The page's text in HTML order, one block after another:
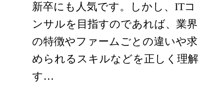
新卒にも人気です。しかし、ITコ
ンサルを目指すのであれば、業界
の特徴やファームごとの違いや求
められるスキルなどを正しく理解
す…